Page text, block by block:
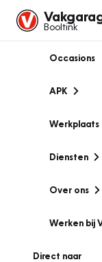
Booltink
Occasions
APK
Werkplaats
Diensten
Over ons
Werken bij
Direct naar